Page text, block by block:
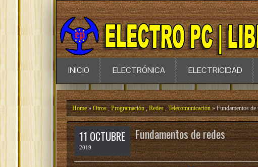
INICIO ELECTRÓNICA ELECTRICIDAD
Home » Otros,Programación, Redes,Telecomunicación» Fundamentos de
11 OCTUBRE
2019
Fundamentos de redes